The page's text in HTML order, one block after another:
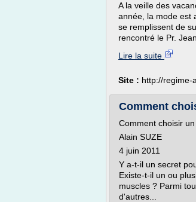
A la veille des
année, la mode est
se remplissent de
rencontré le Pr.
Lire la suite
Site : http://regime-
Comment
Comment choisir
Alain SUZE
4 juin 2011
Y a-t-il un secret
Existe-t-il un ou
muscles ? Parmi
d'autres...